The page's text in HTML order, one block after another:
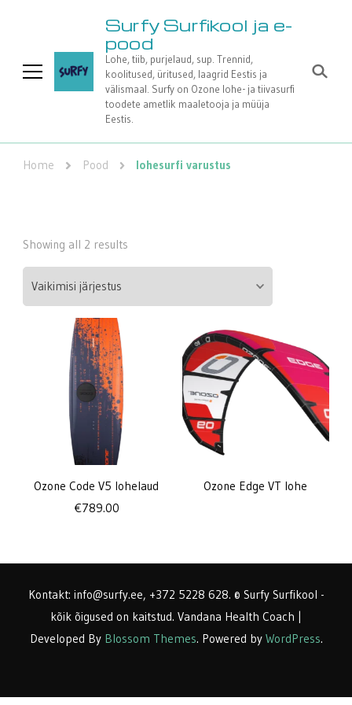
Surfy Surfikool ja e-
pood
Lohe, tiib, purjelaud, sup. Trennid,
koolitused, üritused, laagrid Eestis ja
välismaal. Surfy on Ozone lohe- ja tiivasurfi
toodete ametlik maaletooja ja müüja
Eestis.
Home Pood lohesurfi varustus
Showing all 2 results
Ozone Code V5 lohelaud
€789.00
Ozone Edge VT lohe
Kontakt: info@surfy.ee, +372 5228 628. © Surfy Surfikool -
kõik õigused on kaitstud. Vandana Health Coach |
Developed By Blossom Themes. Powered by WordPress.